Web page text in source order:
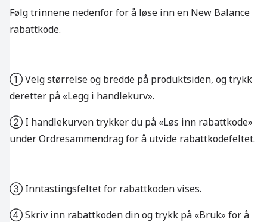
Følg trinnene nedenfor for å løse inn en New Balance
rabattkode.
① Velg størrelse og bredde på produktsiden, og trykk
deretter på «Legg i handlekurv».
② I handlekurven trykker du på «Løs inn rabattkode»
under Ordresammendrag for å utvide rabattkodefeltet.
③ Inntastingsfeltet for rabattkoden vises.
④ Skriv inn rabattkoden din og trykk på «Bruk» for å